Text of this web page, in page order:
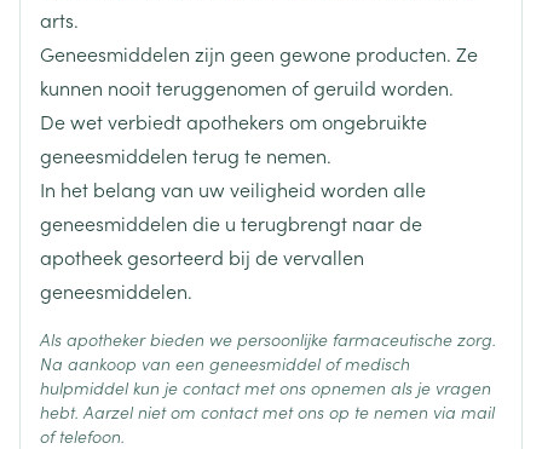
Verpakking
30
Actieve
Ingrediënten
clorazepaat dikalium
Behoud Kamertemperatuur (15°C - 25°C)
arts.
Geneesmiddelen zijn geen gewone producten. Ze
kunnen nooit teruggenomen of geruild worden.
De wet verbiedt apothekers om ongebruikte
geneesmiddelen terug te nemen.
In het belang van uw veiligheid worden alle
geneesmiddelen die u terugbrengt naar de
apotheek gesorteerd bij de vervallen
geneesmiddelen.
Als apotheker bieden we persoonlijke farmaceutische zorg.
Na aankoop van een geneesmiddel of medisch
hulpmiddel kun je contact met ons opnemen als je vragen
hebt. Aarzel niet om contact met ons op te nemen via mail
of telefoon.